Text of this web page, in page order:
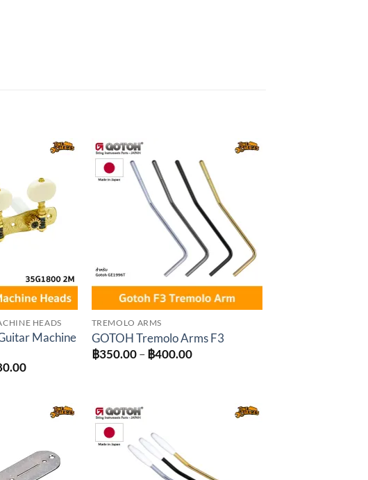
Add to
wishlist
HEADS
Machine
Price
฿2,880.00
TREMOLO ARMS
GOTOH Tremolo Arms F3
฿350.00 – ฿400.00Price
wishlist